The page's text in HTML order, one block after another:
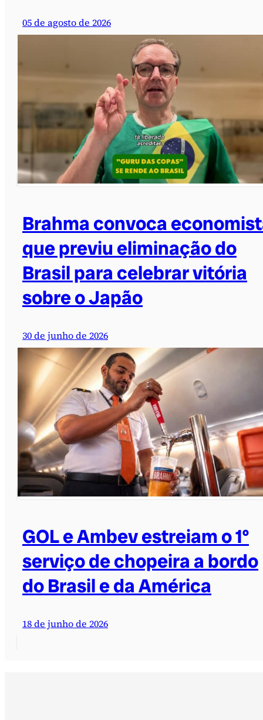
05 de agosto de 2026
Brahma convoca
que previu eliminação do
Brasil para celebrar vitória
sobre o Japão
30 de junho de 2026
GOL e Ambev estreiam o 1º
serviço de chopeira a bordo
do Brasil e da América
18 de junho de 2026